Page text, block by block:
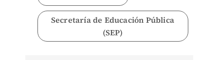
Secretaría de Educación Pública
(SEP)